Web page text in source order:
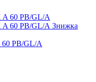
Знижка
PB/GL/A